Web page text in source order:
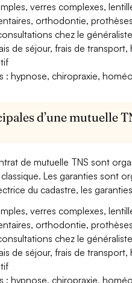
verres complexes,
orthodontie,
chez le
de séjour, frais de
: hypnose, chiropraxie,
d’une mutuelle
de mutuelle TNS sont
Les garanties sont
du cadastre, les
verres complexes,
orthodontie,
chez le
de séjour, frais de
: hypnose, chiropraxie,